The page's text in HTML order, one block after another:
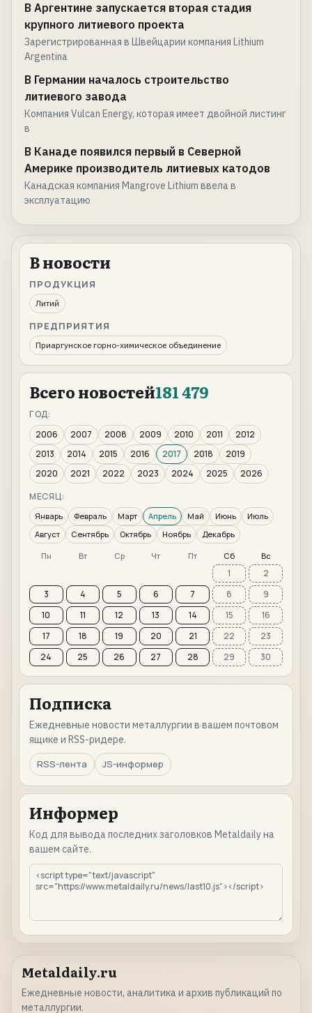
В Аргентине запускается вторая стадия
крупного литиевого проекта
Зарегистрированная в Швейцарии компания Lithium
Argentina
В Германии началось строительство
литиевого завода
Компания Vulcan Energy, которая имеет двойной листинг
в
В Канаде появился первый в Северной
Америке производитель литиевых катодов
Канадская компания Mangrove Lithium ввела в
эксплуатацию
В новости
ПРОДУКЦИЯ
Литий
ПРЕДПРИЯТИЯ
Приаргунское горно-химическое объединение
Всего новостей181 479
ГОД:
2006
2007 2008 2009 2010 2011
2012
2013
2014 2015 2016 2017 2018
2019
2020
2021 2022 2023 2024 2025
2026
МЕСЯЦ:
Январь Февраль Март Апрель Май Июнь
Июль
Август
Сентябрь Октябрь Ноябрь Декабрь
Пн Вт Ср Чт Пт Сб Вс
1
2
3
4 5 6 7 8
9
10
11 12 13 14 15
16
17
18 19 20 21 22
23
24
25 26 27 28 29 30
Подписка
Ежедневные новости металлургии в вашем почтовом
ящике и RSS-ридере.
RSS-лента
JS-информер
Информер
Код для вывода последних заголовков Metaldaily на
вашем сайте.
Metaldaily.ru
Ежедневные новости, аналитика и архив публикаций по
металлургии.